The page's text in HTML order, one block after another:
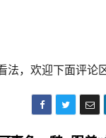
法，欢迎下面评论